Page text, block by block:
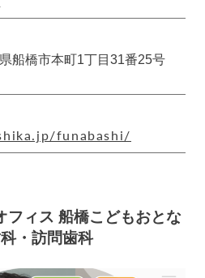
船橋市本町1丁目31番25号
funabashi/
フィス 船橋こどもおとな
・訪問歯科